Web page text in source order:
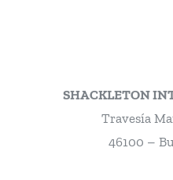
SHACKLETON
Travesía
46100 –